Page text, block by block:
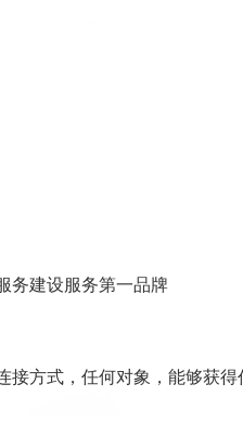
接方式，任何对象，能够获
务建设服务第一品牌